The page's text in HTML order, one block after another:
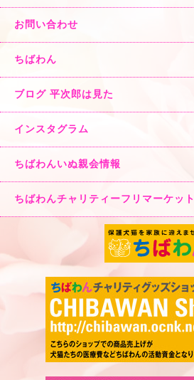
お問い合わせ
ちばわん
ブログ 平次郎は見た
インスタグラム
ちばわんいぬ親会情報
ちばわんチャリティーフリマーケット